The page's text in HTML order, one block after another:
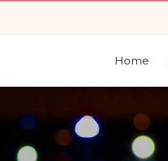
Home